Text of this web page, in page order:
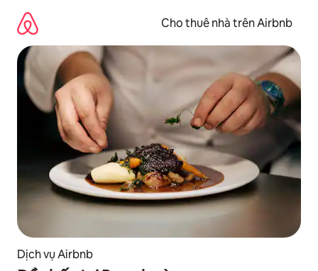
dung
Cho thuê nhà trên Airbnb
Dịch vụ Airbnb